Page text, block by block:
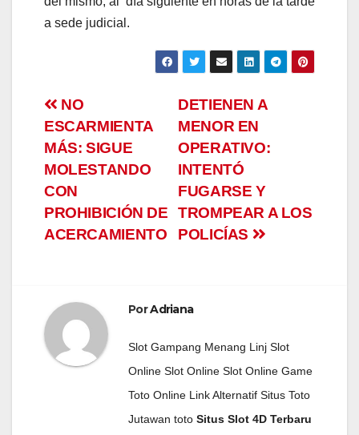
a sede judicial.
Navegación
de
entradas
DETIENEN A
MENOR EN
OPERATIVO:
INTENTÓ
FUGARSE Y
TROMPEAR A LOS
POLICÍAS
NO
ESCARMIENTA
MÁS: SIGUE
MOLESTANDO
CON
PROHIBICIÓN DE
ACERCAMIENTO
PorAdriana
Slot Gampang Menang Linj Slot
Online Slot Online Slot Online Game
Toto Online Link Alternatif Situs Toto
Jutawan toto Situs Slot 4D Terbaru